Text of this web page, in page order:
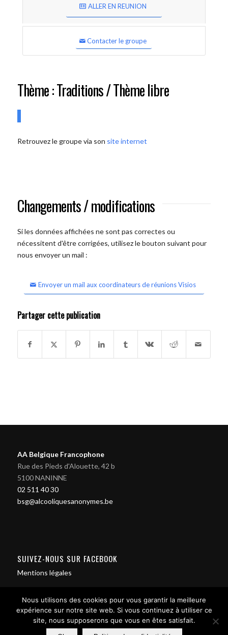
ALLER EN REUNION
Contacter le groupe
Thème : Traditions / Thème libre
Retrouvez le groupe via son site internet
Changements / modifications
Si les données affichées ne sont pas correctes ou
nécessitent d'être corrigées, utilisez le bouton suivant pour
nous envoyer un mail :
Envoyer un mail aux coordinateurs de réunions Visios
Partager cette publication
AA Belgique Francophone
Rue des Pieds d'Alouette, 42 b
5100 NANINNE
02 511 40 30
bsg@alcooliquesanonymes.be
SUIVEZ-NOUS SUR FACEBOOK
Mentions légales
Nous utilisons des cookies pour vous garantir la meilleure
expérience sur notre site web. Si vous continuez à utiliser ce
site, nous supposerons que vous en êtes satisfait.
Contact us